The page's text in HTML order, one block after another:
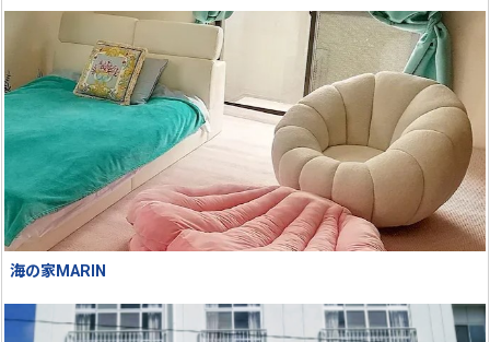
海の家MARIN